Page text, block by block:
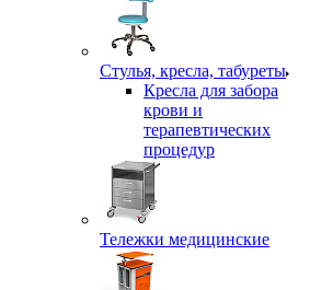
Стулья, кресла, табуреты
Кресла для забора
крови и
терапевтических
процедур
Тележки медицинские